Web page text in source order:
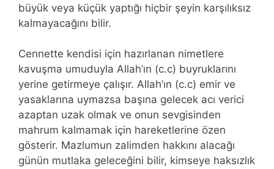
büyük veya küçük yaptığı hiçbir şeyin karşılıksız
kalmayacağını bilir.
Cennette kendisi için hazırlanan nimetlere
kavuşma umuduyla Allah’ın (c.c) buyruklarını
yerine getirmeye çalışır. Allah’ın (c.c) emir ve
yasaklarına uymazsa başına gelecek acı verici
azaptan uzak olmak ve onun sevgisinden
mahrum kalmamak için hareketlerine özen
gösterir. Mazlumun zalimden hakkını alacağı
günün mutlaka geleceğini bilir, kimseye haksızlık